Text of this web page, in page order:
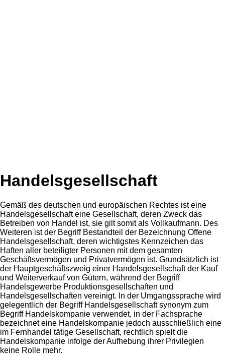
Handelsgesellschaft
Gemäß des deutschen und europäischen Rechtes ist eine
Handelsgesellschaft eine Gesellschaft, deren Zweck das
Betreiben von Handel ist, sie gilt somit als Vollkaufmann. Des
Weiteren ist der Begriff Bestandteil der Bezeichnung Offene
Handelsgesellschaft, deren wichtigstes Kennzeichen das
Haften aller beteiligter Personen mit dem gesamten
Geschäftsvermögen und Privatvermögen ist. Grundsätzlich ist
der Hauptgeschäftszweig einer Handelsgesellschaft der Kauf
und Weiterverkauf von Gütern, während der Begriff
Handelsgewerbe Produktionsgesellschaften und
Handelsgesellschaften vereinigt. In der Umgangssprache wird
gelegentlich der Begriff Handelsgesellschaft synonym zum
Begriff Handelskompanie verwendet, in der Fachsprache
bezeichnet eine Handelskompanie jedoch ausschließlich eine
im Fernhandel tätige Gesellschaft, rechtlich spielt die
Handelskompanie infolge der Aufhebung ihrer Privilegien
keine Rolle mehr.